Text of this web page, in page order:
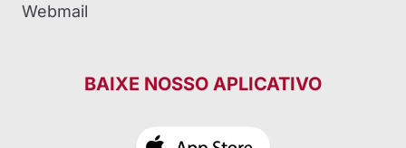
Webmail
BAIXE NOSSO APLICATIVO